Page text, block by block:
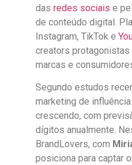
das redes sociais e
de conteúdo digital.
Instagram, TikTok e
creators protagonistas
marcas e
Segundo estudos
marketing de
crescendo, com
dígitos anualmente.
BrandLovers, com
posiciona para captar